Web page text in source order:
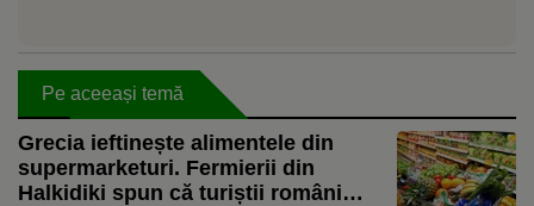
Pe aceeași temă
Grecia ieftinește alimentele din
supermarketuri. Fermierii din
Halkidiki spun că turiștii români